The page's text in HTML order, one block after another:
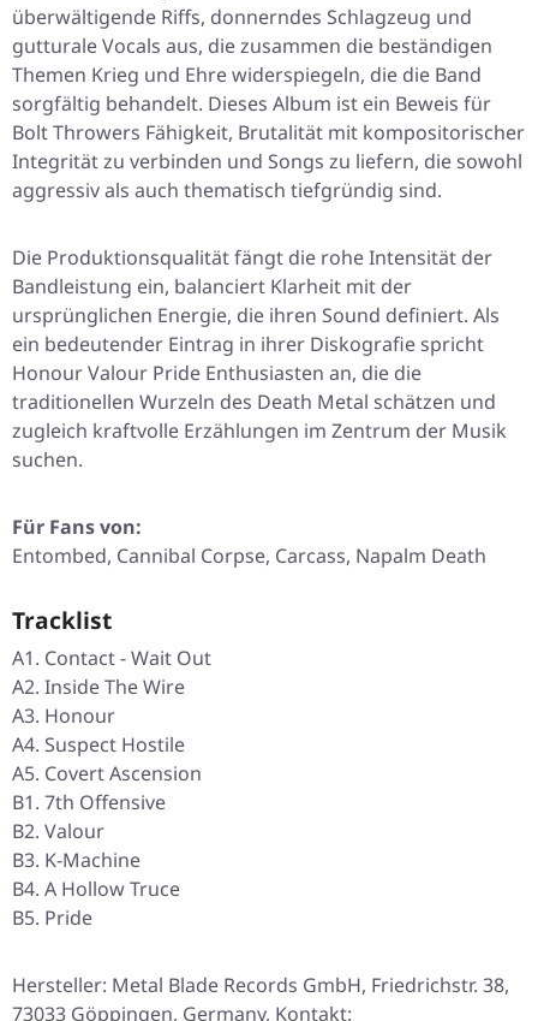
überwältigende Riffs, donnerndes Schlagzeug und
gutturale Vocals aus, die zusammen die beständigen
Themen Krieg und Ehre widerspiegeln, die die Band
sorgfältig behandelt. Dieses Album ist ein Beweis für
Bolt Throwers Fähigkeit, Brutalität mit kompositorischer
Integrität zu verbinden und Songs zu liefern, die sowohl
aggressiv als auch thematisch tiefgründig sind.
Die Produktionsqualität fängt die rohe Intensität der
Bandleistung ein, balanciert Klarheit mit der
ursprünglichen Energie, die ihren Sound definiert. Als
ein bedeutender Eintrag in ihrer Diskografie spricht
Honour Valour Pride Enthusiasten an, die die
traditionellen Wurzeln des Death Metal schätzen und
zugleich kraftvolle Erzählungen im Zentrum der Musik
suchen.
Für Fans von:
Entombed, Cannibal Corpse, Carcass, Napalm Death
Tracklist
A1. Contact - Wait Out
A2. Inside The Wire
A3. Honour
A4. Suspect Hostile
A5. Covert Ascension
B1. 7th Offensive
B2. Valour
B3. K-Machine
B4. A Hollow Truce
B5. Pride
Hersteller: Metal Blade Records GmbH, Friedrichstr. 38,
73033 Göppingen, Germany, Kontakt: